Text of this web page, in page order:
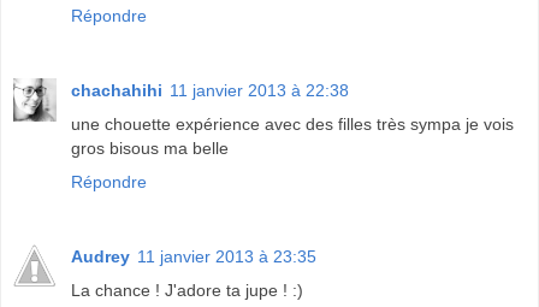
Répondre
chachahihi 11 janvier 2013 à 22:38
une chouette expérience avec des filles très sympa je vois
gros bisous ma belle
Répondre
Audrey 11 janvier 2013 à 23:35
La chance ! J'adore ta jupe ! :)